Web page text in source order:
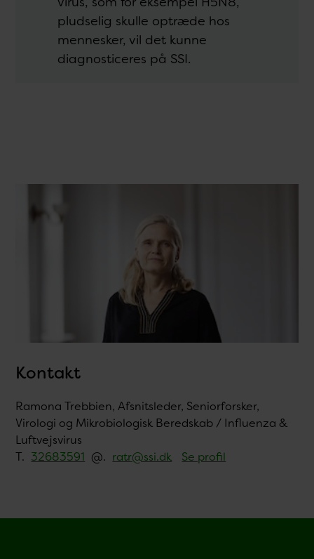
pludselig skulle optræde hos
mennesker, vil det kunne
diagnosticeres på SSI.
Kontakt
Ramona Trebbien, Afsnitsleder, Seniorforsker,
Virologi og Mikrobiologisk Beredskab / Influenza &
Luftvejsvirus
T. 32683591 @. ratr@ssi.dk Se profil